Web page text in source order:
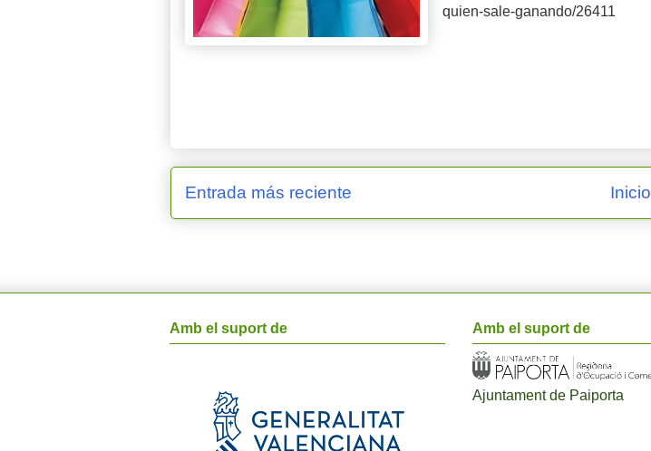
quien-sale-ganando/26411
Entrada más reciente Inicio
Amb el suport de Amb el suport de
Ajuntament de Paiporta